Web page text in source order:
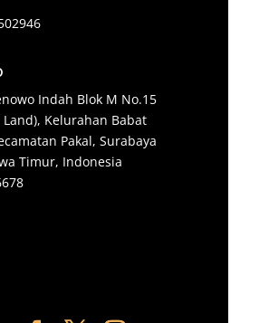
Indah Blok M No.15
Kelurahan Babat
Pakal, Surabaya
Timur, Indonesia